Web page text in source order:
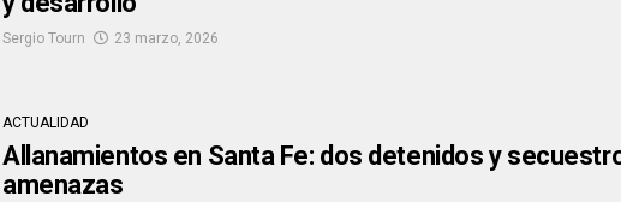
Sergio Tourn 23 marzo, 2026
ACTUALIDAD
Allanamientos en Santa Fe: dos detenidos y
amenazas